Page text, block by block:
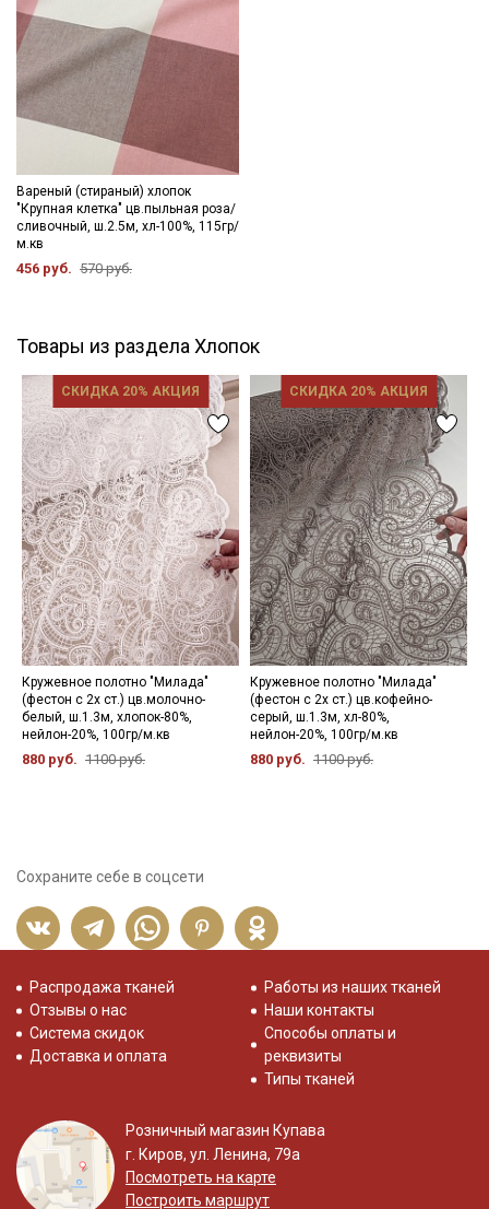
Вареный (стираный) хлопок
"Крупная клетка" цв.пыльная роза/
сливочный, ш.2.5м, хл-100%, 115гр/
м.кв
456 руб. 570 руб.
Товары из раздела Хлопок
СКИДКА 20% АКЦИЯ
Кружевное полотно "Милада"
(фестон с 2х ст.) цв.молочно-
белый, ш.1.3м, хлопок-80%,
нейлон-20%, 100гр/м.кв
880 руб. 1100 руб.
СКИДКА 20% АКЦИЯ
Кружевное полотно "Милада"
(фестон с 2х ст.) цв.кофейно-
серый, ш.1.3м, хл-80%,
нейлон-20%, 100гр/м.кв
880 руб. 1100 руб.
Сохраните себе в соцсети
Распродажа тканей
Отзывы о нас
Система скидок
Доставка и оплата
Работы из наших тканей
Наши контакты
Способы оплаты и
реквизиты
Типы тканей
Розничный магазин Купава
г. Киров, ул. Ленина, 79а
Посмотреть на карте
Построить маршрут